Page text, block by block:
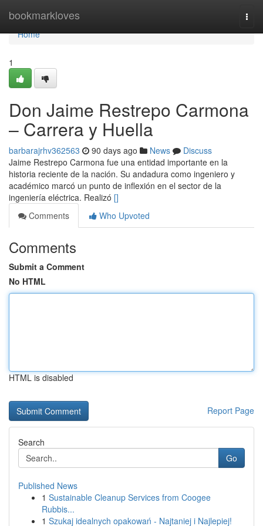
bookmarkloves
Home
Home
1
Don Jaime Restrepo Carmona
– Carrera y Huella
barbarajrhv362563 90 days ago News
Discuss
Jaime Restrepo Carmona fue una entidad importante en la
historia reciente de la nación. Su andadura como ingeniero y
académico marcó un punto de inflexión en el sector de la
ingeniería eléctrica. Realizó []
Comments
Who Upvoted
Comments
Submit a Comment
No HTML
HTML is disabled
Report Page
Search
Go
Published News
1 Sustainable Cleanup Services from Coogee
Rubbis...
1 Szukaj idealnych opakowań - Najtaniej i Najlepiej!